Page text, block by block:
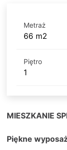
Metraż
66 m2
Piętro
1
MIESZKANIE
Piękne